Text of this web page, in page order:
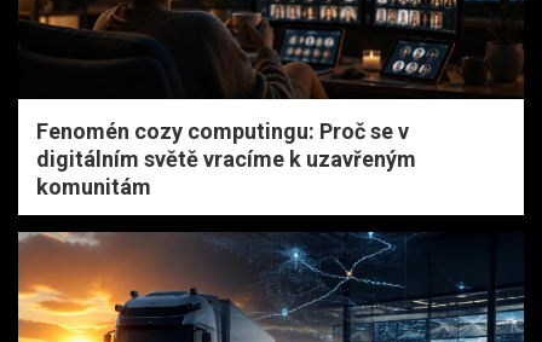
Fenomén cozy computingu: Proč se v
digitálním světě vracíme k uzavřeným
komunitám